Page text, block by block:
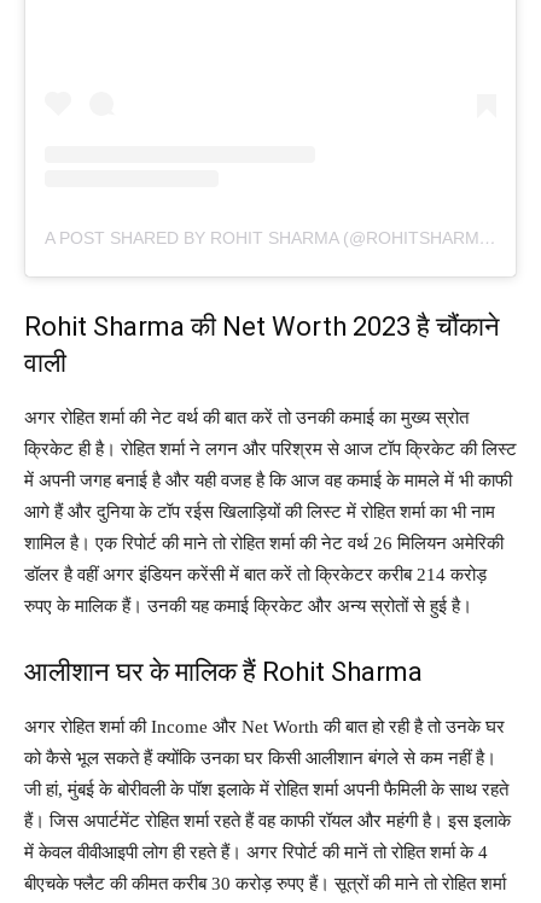
A POST SHARED BY ROHIT SHARMA (@ROHITSHARMA45)
Rohit Sharma की Net Worth 2023 है चौंकाने
वाली
अगर रोहित शर्मा की नेट वर्थ की बात करें तो उनकी कमाई का मुख्य स्रोत
क्रिकेट ही है। रोहित शर्मा ने लगन और परिश्रम से आज टॉप क्रिकेट की लिस्ट
में अपनी जगह बनाई है और यही वजह है कि आज वह कमाई के मामले में भी काफी
आगे हैं और दुनिया के टॉप रईस खिलाड़ियों की लिस्ट में रोहित शर्मा का भी नाम
शामिल है। एक रिपोर्ट की माने तो रोहित शर्मा की नेट वर्थ 26 मिलियन अमेरिकी
डॉलर है वहीं अगर इंडियन करेंसी में बात करें तो क्रिकेटर करीब 214 करोड़
रुपए के मालिक हैं। उनकी यह कमाई क्रिकेट और अन्य स्रोतों से हुई है।
आलीशान घर के मालिक हैं Rohit Sharma
अगर रोहित शर्मा की Income और Net Worth की बात हो रही है तो उनके घर
को कैसे भूल सकते हैं क्योंकि उनका घर किसी आलीशान बंगले से कम नहीं है।
जी हां, मुंबई के बोरीवली के पॉश इलाके में रोहित शर्मा अपनी फैमिली के साथ रहते
हैं। जिस अपार्टमेंट रोहित शर्मा रहते हैं वह काफी रॉयल और महंगी है। इस इलाके
में केवल वीवीआइपी लोग ही रहते हैं। अगर रिपोर्ट की मानें तो रोहित शर्मा के 4
बीएचके फ्लैट की कीमत करीब 30 करोड़ रुपए हैं। सूत्रों की माने तो रोहित शर्मा